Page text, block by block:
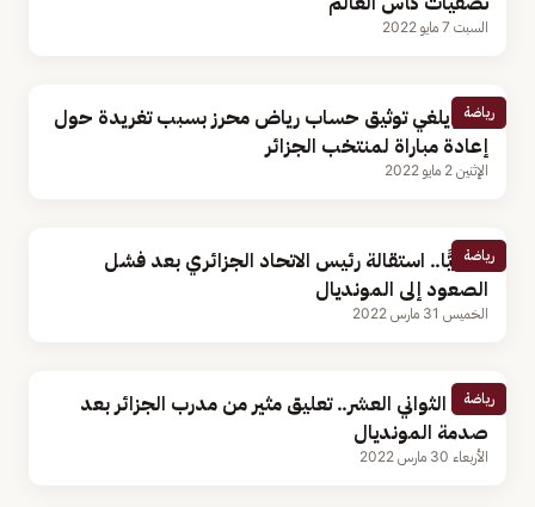
السبت 7 مايو 2022
رياضة
تويتر يلغي توثيق حساب رياض محرز بسبب تغريدة حول
إعادة مباراة لمنتخب الجزائر
الإثنين 2 مايو 2022
رياضة
رسميًّا.. استقالة رئيس الاتحاد الجزائري بعد فشل
الصعود إلى المونديال
الخميس 31 مارس 2022
رياضة
دراما الثواني العشر.. تعليق مثير من مدرب الجزائر بعد
صدمة المونديال
الأربعاء 30 مارس 2022